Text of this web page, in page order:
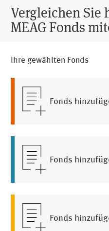
nicht darauf ein. Melden Sie
Aktivitäten an
Vergleichen Sie
MEAG Fonds
Ihre gewählten Fonds
Fonds
Fonds
Fonds